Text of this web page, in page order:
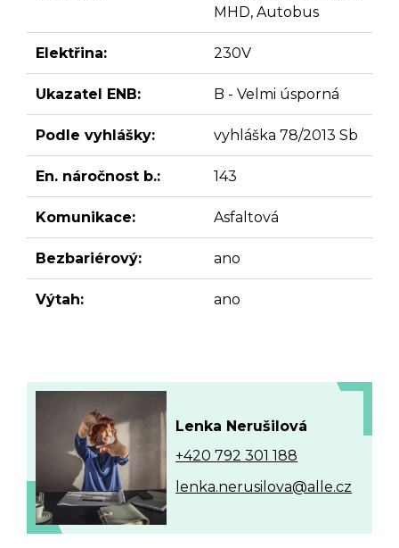
MHD, Autobus
Elektřina: 230V
Ukazatel ENB: B - Velmi úsporná
Podle vyhlášky: vyhláška 78/2013 Sb
En. náročnost b.: 143
Komunikace: Asfaltová
Bezbariérový: ano
Výtah: ano
Lenka Nerušilová
+420 792 301 188
lenka.nerusilova@alle.cz